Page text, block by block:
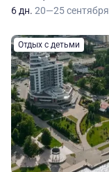
6 дн. 20—25 сентября
Отдых с детьми